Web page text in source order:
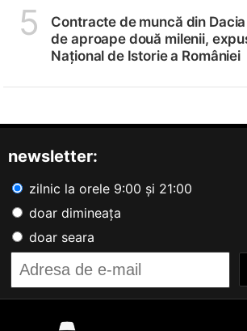
5
Contracte de muncă din
de aproape două milenii,
Național de Istorie a României
newsletter:
zilnic la orele 9:00 și 21:00
doar dimineața
doar seara